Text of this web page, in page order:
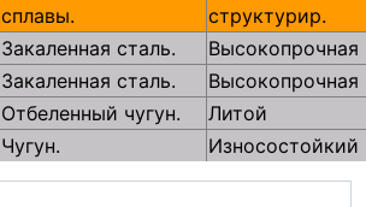
сплавы.
структурир.
Закаленная сталь.
Высокопрочная
Закаленная сталь.
Высокопрочная
Отбеленный чугун.
Литой
Чугун. Износостойкий